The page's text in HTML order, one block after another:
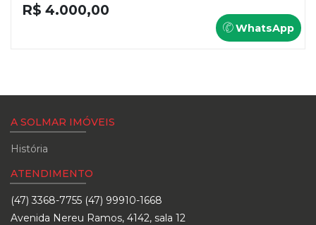
R$ 4.000,00
WhatsApp
A SOLMAR IMÓVEIS
História
ATENDIMENTO
(47) 3368-7755 (47) 99910-1668
Avenida Nereu Ramos, 4142, sala 12